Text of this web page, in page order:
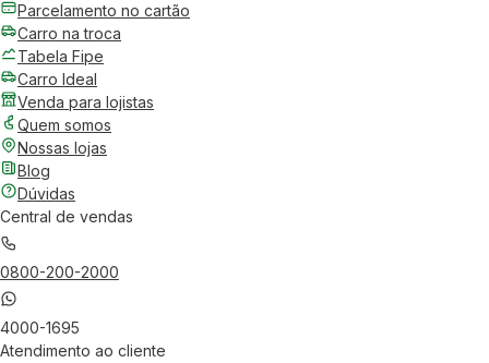
Parcelamento no cartão
Carro na troca
Tabela Fipe
Carro Ideal
Venda para lojistas
Quem somos
Nossas lojas
Blog
Dúvidas
Central de vendas
0800-200-2000
4000-1695
Atendimento ao cliente